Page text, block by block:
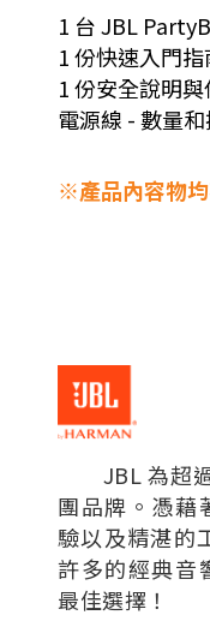
1 台 JBL
1 份快速入門指
1 份安全說明
電源線 - 數量
※產品內容物
JBL 為超過
團品牌。憑藉
驗以及精湛的
許多的經典音
最佳選擇！